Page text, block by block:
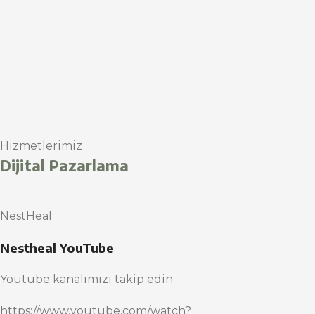
Hizmetlerimiz
Dijital Pazarlama
NestHeal
Nestheal YouTube
Youtube kanalımızı takip edin
https://www.youtube.com/watch?